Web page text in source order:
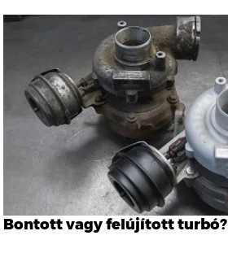
Bontott vagy felújított turbó?